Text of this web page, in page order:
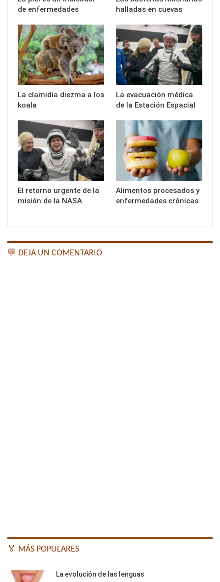
de enfermedades
halladas en cuevas
La clamidia diezma a los
koala
La evacuación médica
de la Estación Espacial
El retorno urgente de la
misión de la NASA
Alimentos procesados y
enfermedades crónicas
💬 DEJA UN COMENTARIO
🏅 MÁS POPULARES
La evolución de las lenguas